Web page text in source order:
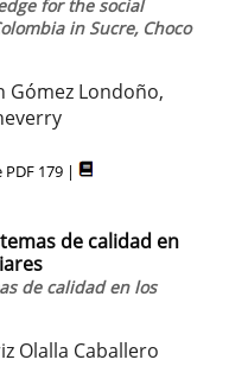
for the social
in Sucre, Choco
Gómez Londoño,
179 |
de calidad en
de calidad en los
Olalla Caballero